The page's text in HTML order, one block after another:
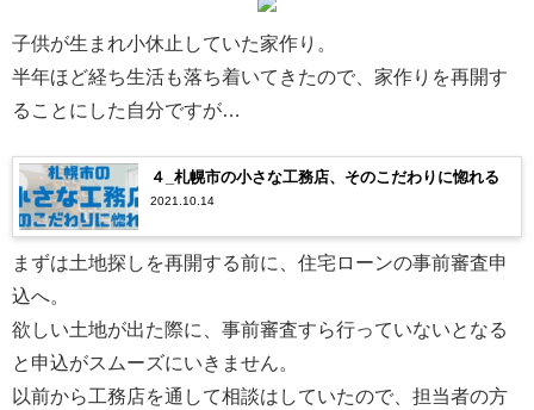
子供が生まれ小休止していた家作り。
半年ほど経ち生活も落ち着いてきたので、家作りを再開す
ることにした自分ですが…
４_札幌市の小さな工務店、そのこだわりに惚れる
2021.10.14
まずは土地探しを再開する前に、住宅ローンの事前審査申
込へ。
欲しい土地が出た際に、事前審査すら行っていないとなる
と申込がスムーズにいきません。
以前から工務店を通して相談はしていたので、担当者の方